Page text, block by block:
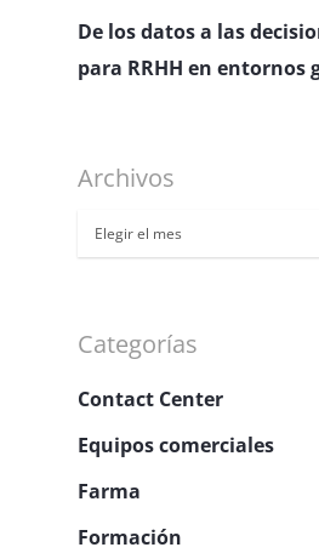
De los datos a las
para RRHH en entornos
Archivos
Archivos
Categorías
Contact Center
Equipos comerciales
Farma
Formación